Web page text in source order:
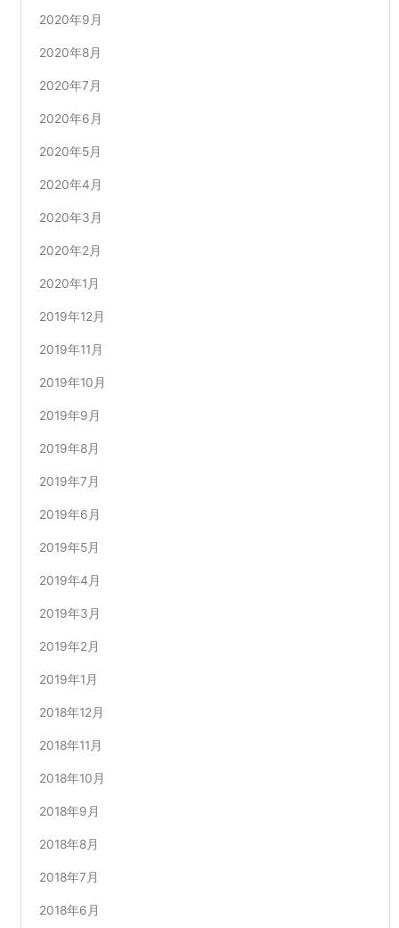
2020年9月
2020年8月
2020年7月
2020年6月
2020年5月
2020年4月
2020年3月
2020年2月
2020年1月
2019年12月
2019年11月
2019年10月
2019年9月
2019年8月
2019年7月
2019年6月
2019年5月
2019年4月
2019年3月
2019年2月
2019年1月
2018年12月
2018年11月
2018年10月
2018年9月
2018年8月
2018年7月
2018年6月